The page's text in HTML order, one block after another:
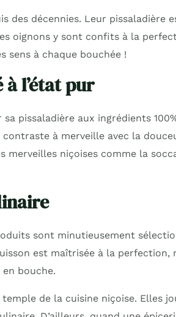
des décennies. Leur pissaladière
oignons y sont confits à la
sens à chaque bouchée !
à l’état pur
pissaladière aux ingrédients
à merveille avec la
merveilles niçoises comme la
sont minutieusement
est maîtrisée à la perfection,
bouche.
de la cuisine niçoise. Elles